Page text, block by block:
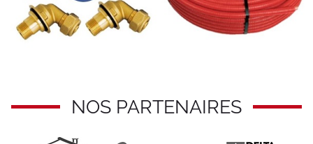
NOS PARTENAIRES